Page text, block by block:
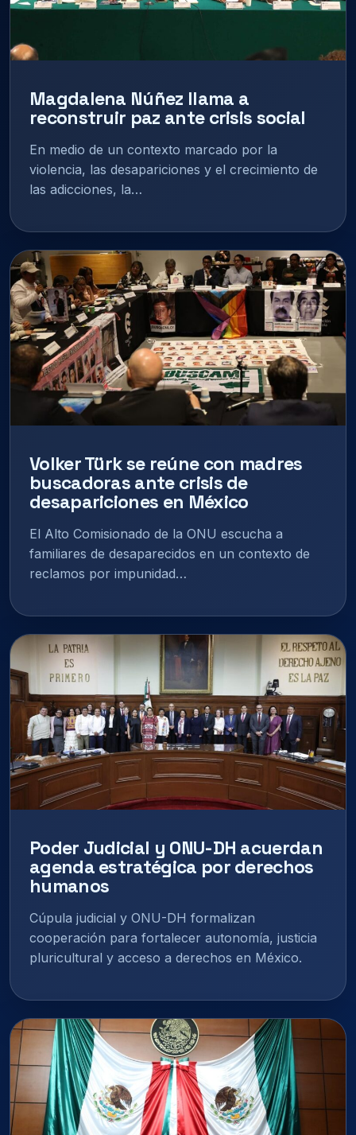
Magdalena Núñez llama a
reconstruir paz ante crisis social
En medio de un contexto marcado por la
violencia, las desapariciones y el crecimiento de
las adicciones, la…
Volker Türk se reúne con madres
buscadoras ante crisis de
desapariciones en México
El Alto Comisionado de la ONU escucha a
familiares de desaparecidos en un contexto de
reclamos por impunidad…
Poder Judicial y ONU-DH acuerdan
agenda estratégica por derechos
humanos
Cúpula judicial y ONU-DH formalizan
cooperación para fortalecer autonomía, justicia
pluricultural y acceso a derechos en México.